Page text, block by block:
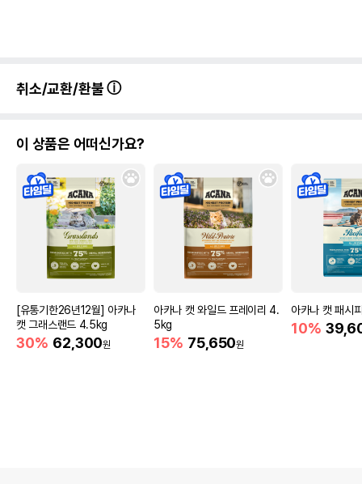
취소/교환/환불
이 상품은 어떠신가요?
[유통기한26년12월] 아카나
캣 그래스랜드 4.5kg
30% 62,300원
아카나 캣 와일드 프레이리 4.
5kg
15% 75,650원
아카나 캣 패시
10%